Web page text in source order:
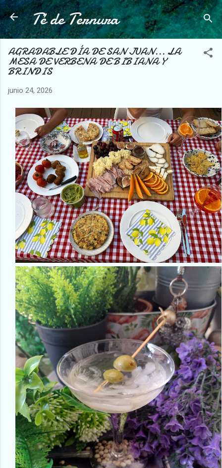
Ir al contenido principal
Té de Ternura
AGRADABLE DÍA DE SAN JUAN... LA
MESA DE VERBENA DE BIBIANA Y
BRINDIS
junio 24, 2026